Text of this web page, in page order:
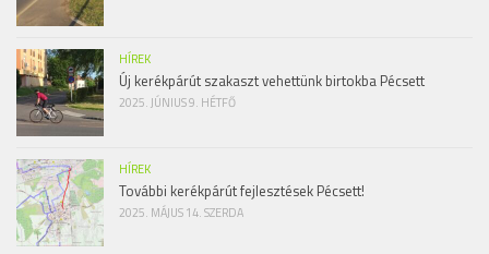
HÍREK
Új kerékpárút szakaszt vehettünk birtokba Pécsett
2025. JÚNIUS 9. HÉTFŐ
HÍREK
További kerékpárút fejlesztések Pécsett!
2025. MÁJUS 14. SZERDA